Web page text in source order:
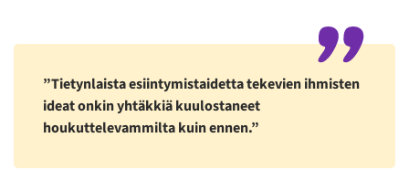
”Tietynlaista esiintymistaidetta tekevien ihmisten
ideat onkin yhtäkkiä kuulostaneet
houkuttelevammilta kuin ennen.”